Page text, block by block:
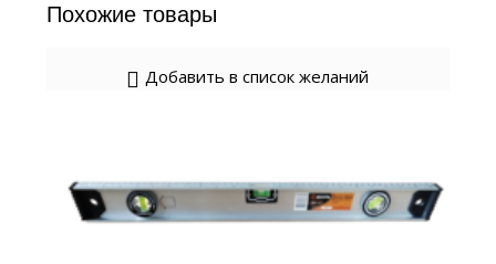
Похожие товары
Добавить в список желаний